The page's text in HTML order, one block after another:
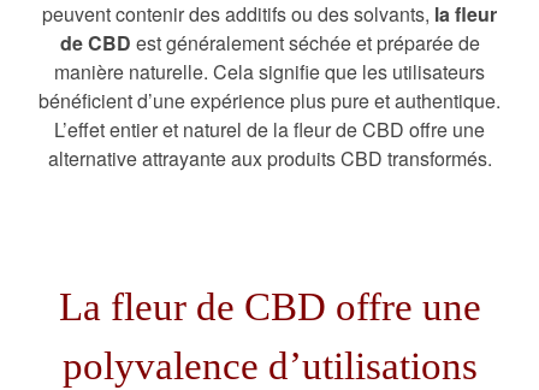
peuvent contenir des additifs ou des solvants, la fleur
de CBD est généralement séchée et préparée de
manière naturelle. Cela signifie que les utilisateurs
bénéficient d’une expérience plus pure et authentique.
L’effet entier et naturel de la fleur de CBD offre une
alternative attrayante aux produits CBD transformés.
La fleur de CBD offre une
polyvalence d’utilisations